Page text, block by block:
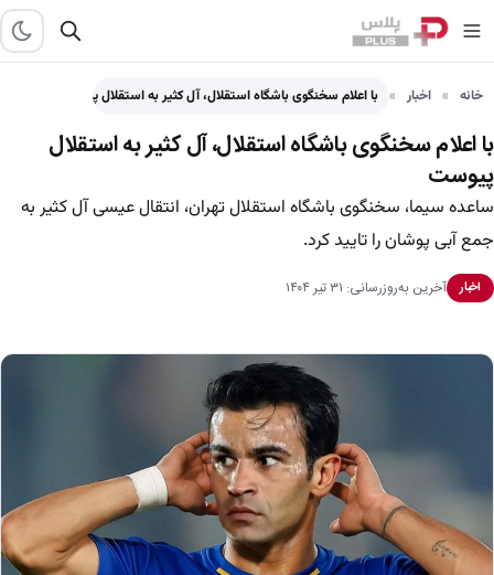
خانه اخبار با اعلام سخنگوی باشگاه استقلال، آل کثیر به استقلال پیوست
با اعلام سخنگوی باشگاه استقلال، آل کثیر به استقلال
پیوست
ساعده سیما، سخنگوی باشگاه استقلال تهران، انتقال عیسی آل کثیر به
جمع آبی پوشان را تایید کرد.
اخبار آخرین به‌روزرسانی: ۳۱ تیر ۱۴۰۴